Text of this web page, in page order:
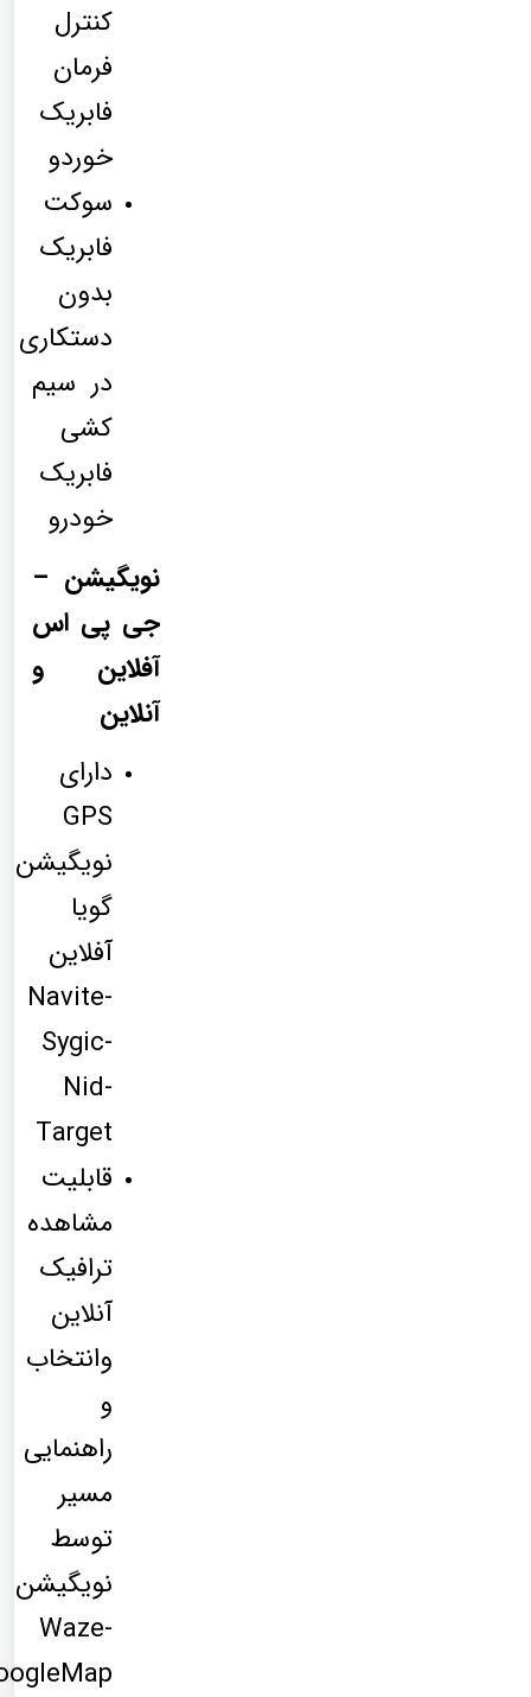
کنترل
فرمان
فابریک
خوردو
سوکت
فابریک
بدون
دستکاری
در سیم
کشی
فابریک
خودرو
نویگیشن –
جی پی اس
آفلاین و
آنلاین
دارای
GPS
نویگیشن
گویا
آفلاین
Navite-
Sygic-
Nid-
Target
قابلیت
مشاهده
ترافیک
آنلاین
وانتخاب
و
راهنمایی
مسیر
توسط
نویگیشن
Waze-